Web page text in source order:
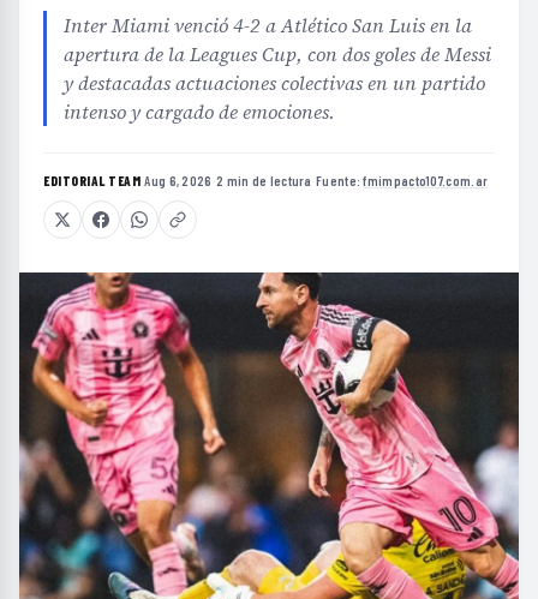
Inter Miami venció 4-2 a Atlético San Luis en la
apertura de la Leagues Cup, con dos goles de Messi
y destacadas actuaciones colectivas en un partido
intenso y cargado de emociones.
EDITORIAL TEAM·Aug 6, 2026 ·2 min de lectura ·Fuente:fmimpacto107.com.ar